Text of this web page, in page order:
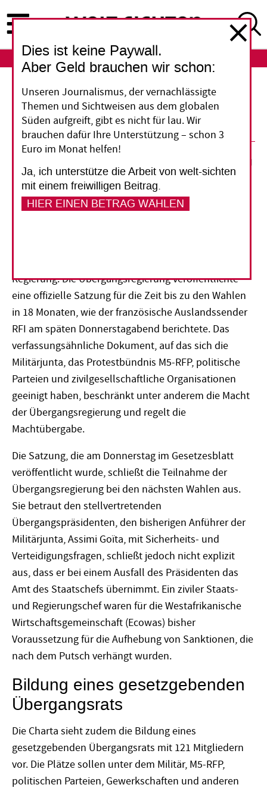
zum
Inhalt
ABO
Mali legt Übergang zu ziviler
Regierung fest
02. Oktober 2020 epd
Vorlesen
Regierung. Die Übergangsregierung veröffentlichte
eine offizielle Satzung für die Zeit bis zu den Wahlen
in 18 Monaten, wie der französische Auslandssender
RFI am späten Donnerstagabend berichtete. Das
verfassungsähnliche Dokument, auf das sich die
Militärjunta, das Protestbündnis M5-RFP, politische
Parteien und zivilgesellschaftliche Organisationen
geeinigt haben, beschränkt unter anderem die Macht
der Übergangsregierung und regelt die
Machtübergabe.
Die Satzung, die am Donnerstag im Gesetzesblatt
veröffentlicht wurde, schließt die Teilnahme der
Übergangsregierung bei den nächsten Wahlen aus.
Sie betraut den stellvertretenden
Übergangspräsidenten, den bisherigen Anführer der
Militärjunta, Assimi Goïta, mit Sicherheits- und
Verteidigungsfragen, schließt jedoch nicht explizit
aus, dass er bei einem Ausfall des Präsidenten das
Amt des Staatschefs übernimmt. Ein ziviler Staats-
und Regierungschef waren für die Westafrikanische
Wirtschaftsgemeinschaft (Ecowas) bisher
Voraussetzung für die Aufhebung von Sanktionen, die
nach dem Putsch verhängt wurden.
Bildung eines gesetzgebenden
Übergangsrats
Die Charta sieht zudem die Bildung eines
gesetzgebenden Übergangsrats mit 121 Mitgliedern
vor. Die Plätze sollen unter dem Militär, M5-RFP,
politischen Parteien, Gewerkschaften und anderen
Dies ist keine Paywall.
Aber Geld brauchen wir schon:
Unseren Journalismus, der vernachlässigte
Themen und Sichtweisen aus dem globalen
Süden aufgreift, gibt es nicht für lau. Wir
brauchen dafür Ihre Unterstützung – schon 3
Euro im Monat helfen!
Ja, ich unterstütze die Arbeit von welt-sichten
mit einem freiwilligen Beitrag.
HIER EINEN BETRAG WÄHLEN